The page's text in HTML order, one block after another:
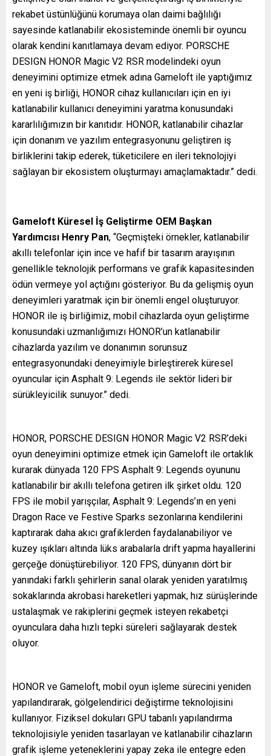
rekabet üstünlüğünü korumaya olan daimi bağlılığı
sayesinde katlanabilir ekosisteminde önemli bir oyuncu
olarak kendini kanıtlamaya devam ediyor. PORSCHE
DESIGN HONOR Magic V2 RSR modelindeki oyun
deneyimini optimize etmek adına Gameloft ile yaptığımız
en yeni iş birliği, HONOR cihaz kullanıcıları için en iyi
katlanabilir kullanıcı deneyimini yaratma konusundaki
kararlılığımızın bir kanıtıdır. HONOR, katlanabilir cihazlar
için donanım ve yazılım entegrasyonunu geliştiren iş
birliklerini takip ederek, tüketicilere en ileri teknolojiyi
sağlayan bir ekosistem oluşturmayı amaçlamaktadır.” dedi.
Gameloft Küresel İş Geliştirme OEM Başkan
Yardımcısı Henry Pan, “Geçmişteki örnekler, katlanabilir
akıllı telefonlar için ince ve hafif bir tasarım arayışının
genellikle teknolojik performans ve grafik kapasitesinden
ödün vermeye yol açtığını gösteriyor. Bu da gelişmiş oyun
deneyimleri yaratmak için bir önemli engel oluşturuyor.
HONOR ile iş birliğimiz, mobil cihazlarda oyun geliştirme
konusundaki uzmanlığımızı HONOR’un katlanabilir
cihazlarda yazılım ve donanımın sorunsuz
entegrasyonundaki deneyimiyle birleştirerek küresel
oyuncular için Asphalt 9: Legends ile sektör lideri bir
sürükleyicilik sunuyor.” dedi.
HONOR, PORSCHE DESIGN HONOR Magic V2 RSR’deki
oyun deneyimini optimize etmek için Gameloft ile ortaklık
kurarak dünyada 120 FPS Asphalt 9: Legends oyununu
katlanabilir bir akıllı telefona getiren ilk şirket oldu. 120
FPS ile mobil yarışçılar, Asphalt 9: Legends’ın en yeni
Dragon Race ve Festive Sparks sezonlarına kendilerini
kaptırarak daha akıcı grafiklerden faydalanabiliyor ve
kuzey ışıkları altında lüks arabalarla drift yapma hayallerini
gerçeğe dönüştürebiliyor. 120 FPS, dünyanın dört bir
yanındaki farklı şehirlerin sanal olarak yeniden yaratılmış
sokaklarında akrobasi hareketleri yapmak, hız sürüşlerinde
ustalaşmak ve rakiplerini geçmek isteyen rekabetçi
oyunculara daha hızlı tepki süreleri sağlayarak destek
oluyor.
HONOR ve Gameloft, mobil oyun işleme sürecini yeniden
yapılandırarak, gölgelendirici değiştirme teknolojisini
kullanıyor. Fiziksel dokuları GPU tabanlı yapılandırma
teknolojisiyle yeniden tasarlayan ve katlanabilir cihazların
grafik işleme yeteneklerini yapay zeka ile entegre eden